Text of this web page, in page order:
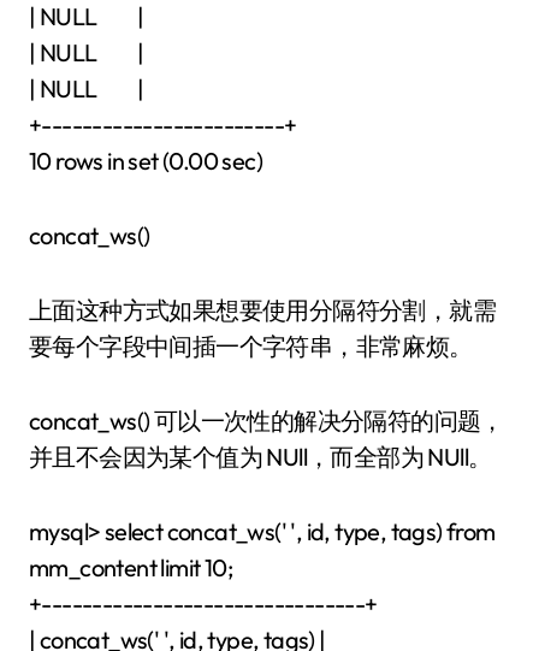
| NULL |
| NULL |
| NULL |
+------------------------+
10 rows in set (0.00 sec)
concat_ws()
上面这种方式如果想要使用分隔符分割，就需
要每个字段中间插一个字符串，非常麻烦。
concat_ws() 可以一次性的解决分隔符的问题，
并且不会因为某个值为 NUll，而全部为 NUll。
mysql> select concat_ws(' ', id, type, tags) from
mm_content limit 10;
+--------------------------------+
| concat_ws(' ', id, type, tags) |